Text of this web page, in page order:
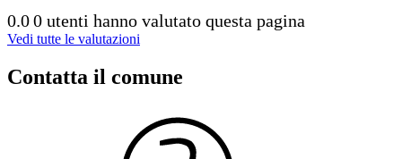
0.00 utenti hanno valutato questa pagina
Vedi tutte le valutazioni
Contatta il comune